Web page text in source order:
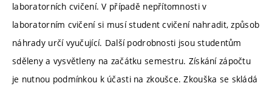
laboratorních cvičení. V případě nepřítomnosti v
laboratorním cvičení si musí student cvičení nahradit, způsob
náhrady určí vyučující. Další podrobnosti jsou studentům
sděleny a vysvětleny na začátku semestru. Získání zápočtu
je nutnou podmínkou k účasti na zkoušce. Zkouška se skládá